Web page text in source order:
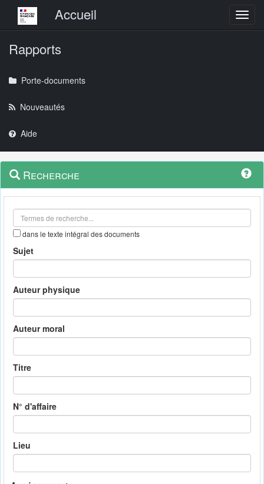
Menu principalAccueil
Rapports
Porte-documents
Nouveautés
Aide
Navigation
outils
Menu
contextuel
Recherche
dans le texte intégral des documents
Sujet
Auteur physique
Auteur moral
Titre
N° d'affaire
Lieu